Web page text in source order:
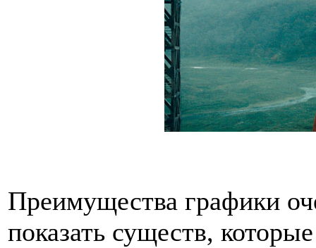
Преимущества графики
показать существ,